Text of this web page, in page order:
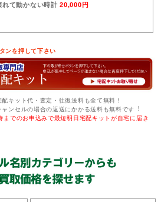
れて動かない時計20,000円
ンを押して下さい
キット代・査定・往復送料も全て無料！
ンセルの場合の返送にかかる送料も無料です︕
でのお申込みで最短明日宅配キットが自宅に届き